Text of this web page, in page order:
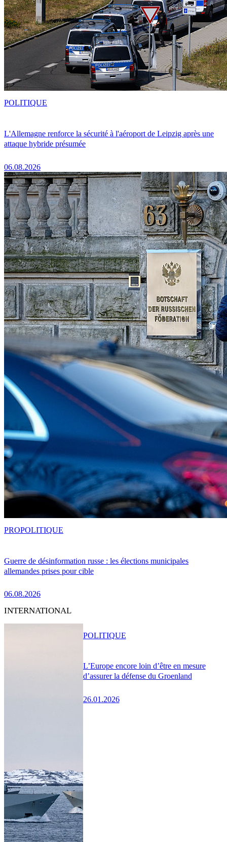
L'Allemagne renforce la sécurité à l'aéroport de Leipzig après une
attaque hybride présumée
06.08.2026
POLITIQUE
Guerre de désinformation russe : les élections municipales
allemandes prises pour cible
06.08.2026
PROPOLITIQUE
INTERNATIONAL
L’Europe encore loin d’être en mesure
d’assurer la défense du Groenland
26.01.2026
POLITIQUE